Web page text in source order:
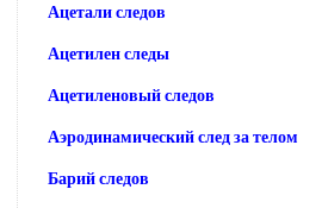
Ацетали следов
Ацетилен следы
Ацетиленовый следов
Аэродинамический след за телом
Барий следов